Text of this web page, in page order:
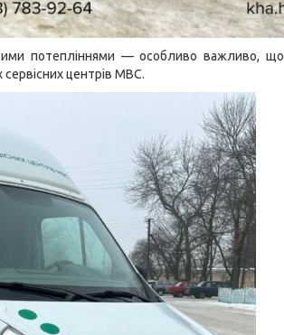
потепліннями — особливо важливо, що
центрів МВС.